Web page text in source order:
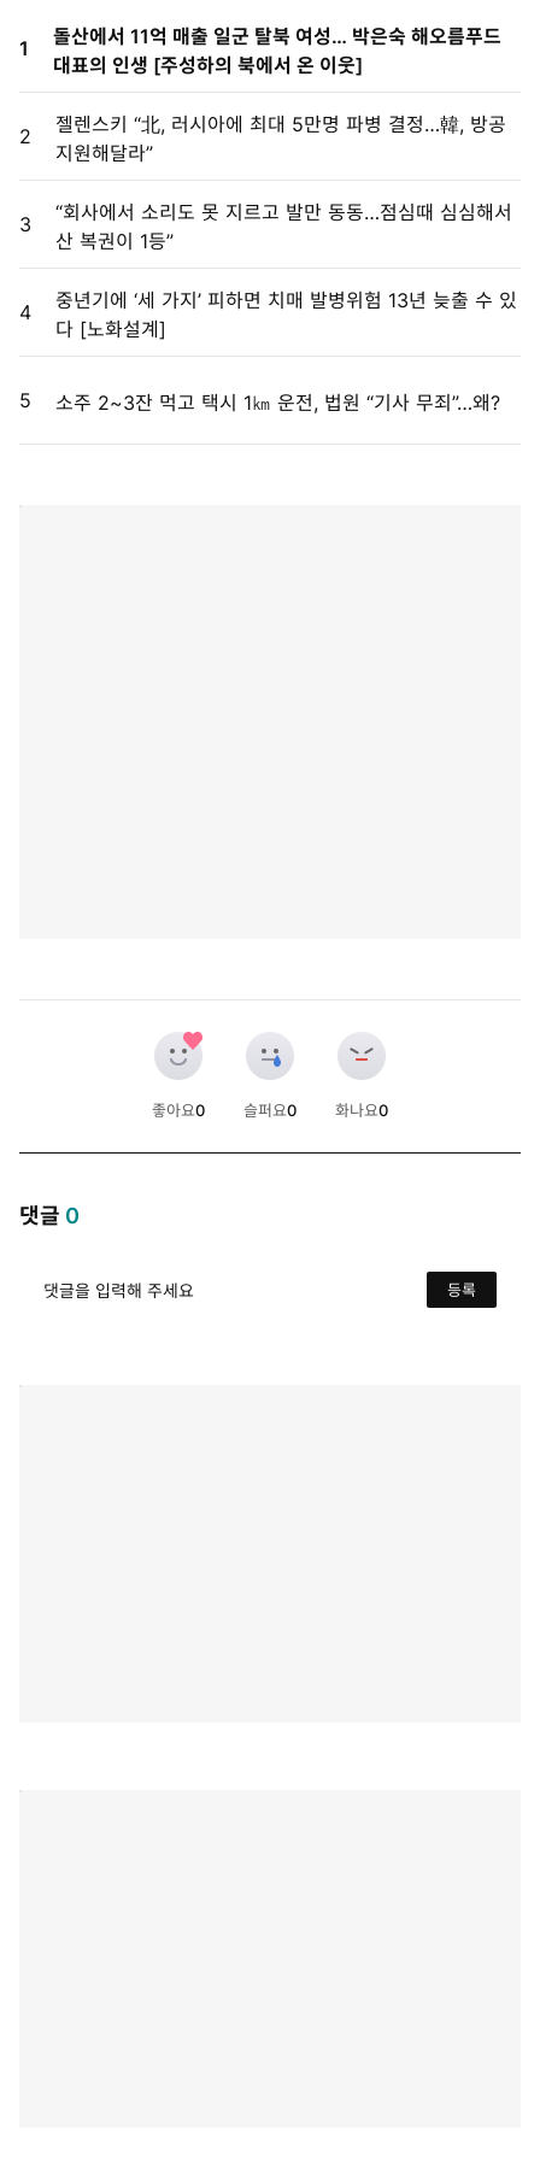
1
돌산에서 11억 매출 일군 탈북 여성… 박은숙 해오름푸드
대표의 인생 [주성하의 북에서 온 이웃]
2
젤렌스키 “北, 러시아에 최대 5만명 파병 결정…韓, 방공
지원해달라”
3
“회사에서 소리도 못 지르고 발만 동동…점심때 심심해서
산 복권이 1등”
4
중년기에 ‘세 가지’ 피하면 치매 발병위험 13년 늦출 수 있
다 [노화설계]
5 소주 2~3잔 먹고 택시 1㎞ 운전, 법원 “기사 무죄”…왜?
좋아요0
슬퍼요0
화나요0
댓글 0
댓글을 입력해 주세요 등록